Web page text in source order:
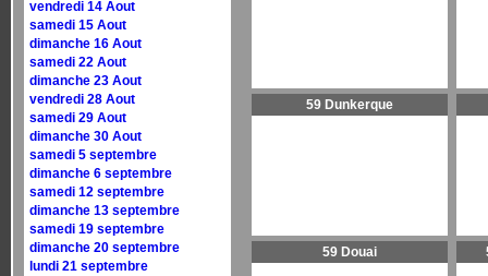
vendredi 14 Aout
samedi 15 Aout
dimanche 16 Aout
samedi 22 Aout
dimanche 23 Aout
vendredi 28 Aout
samedi 29 Aout
dimanche 30 Aout
samedi 5 septembre
dimanche 6 septembre
samedi 12 septembre
dimanche 13 septembre
samedi 19 septembre
dimanche 20 septembre
lundi 21 septembre
59 Dunkerque
59 Douai